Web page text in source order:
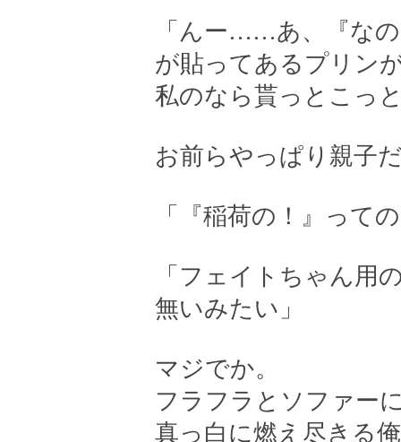
「んー……あ、『な
が貼ってあるプリン
私のなら貰っとこっ
お前らやっぱり親子
「『稲荷の！』って
「フェイトちゃん
無いみたい」
マジでか。
フラフラとソファー
真っ白に燃え尽きる